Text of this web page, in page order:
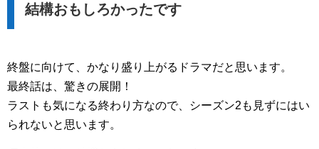
結構おもしろかったです
終盤に向けて、かなり盛り上がるドラマだと思います。
最終話は、驚きの展開！
ラストも気になる終わり方なので、シーズン2も見ずにはい
られないと思います。